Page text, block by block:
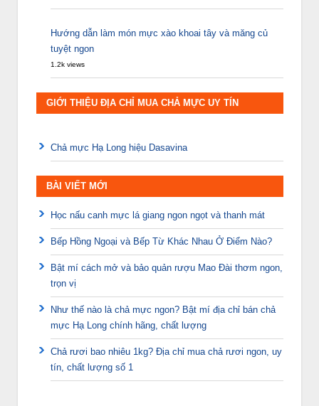
Hướng dẫn làm món mực xào khoai tây và măng củ
tuyệt ngon
1.2k views
GIỚI THIỆU ĐỊA CHỈ MUA CHẢ MỰC UY TÍN
Chả mực Hạ Long hiệu Dasavina
BÀI VIẾT MỚI
Học nấu canh mực lá giang ngon ngọt và thanh mát
Bếp Hồng Ngoại và Bếp Từ Khác Nhau Ở Điểm Nào?
Bật mí cách mở và bảo quản rượu Mao Đài thơm ngon,
trọn vị
Như thế nào là chả mực ngon? Bật mí địa chỉ bán chả
mực Hạ Long chính hãng, chất lượng
Chả rươi bao nhiêu 1kg? Địa chỉ mua chả rươi ngon, uy
tín, chất lượng số 1